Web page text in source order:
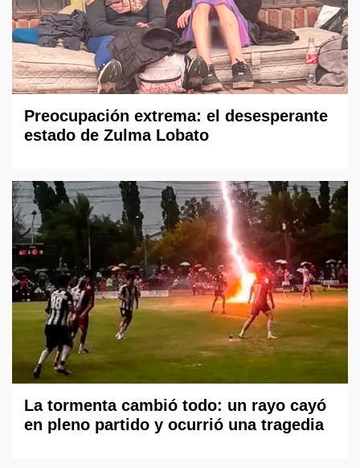
Preocupación extrema: el desesperante
estado de Zulma Lobato
La tormenta cambió todo: un rayo cayó
en pleno partido y ocurrió una tragedia